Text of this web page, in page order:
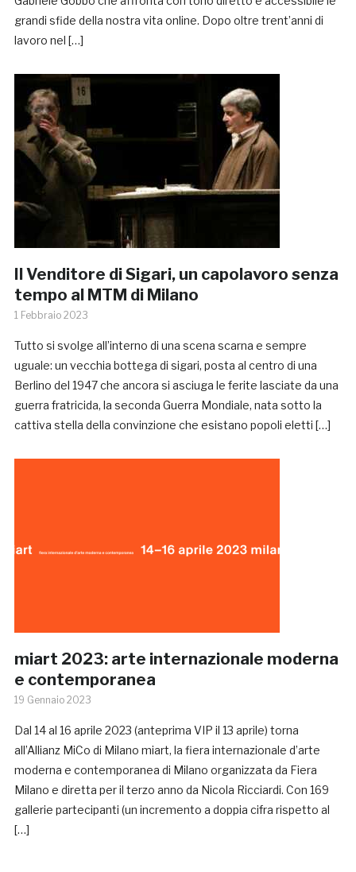
grandi sfide della nostra vita online. Dopo oltre trent’anni di
lavoro nel […]
Il Venditore di Sigari, un capolavoro senza
tempo al MTM di Milano
1 Febbraio 2023
Tutto si svolge all’interno di una scena scarna e sempre
uguale: un vecchia bottega di sigari, posta al centro di una
Berlino del 1947 che ancora si asciuga le ferite lasciate da una
guerra fratricida, la seconda Guerra Mondiale, nata sotto la
cattiva stella della convinzione che esistano popoli eletti […]
miart 2023: arte internazionale moderna
e contemporanea
19 Gennaio 2023
Dal 14 al 16 aprile 2023 (anteprima VIP il 13 aprile) torna
all’Allianz MiCo di Milano miart, la fiera internazionale d’arte
moderna e contemporanea di Milano organizzata da Fiera
Milano e diretta per il terzo anno da Nicola Ricciardi. Con 169
gallerie partecipanti (un incremento a doppia cifra rispetto al
[…]